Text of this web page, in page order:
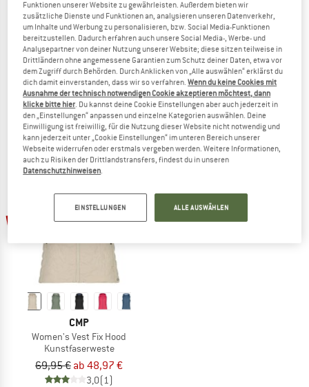
CMP
Women's Jacket with Detachable Sleeves
Kunstfaserjacke
99,95 €ab 69,97 €
4,0(3)
CMP
Jacket With Detachable Sleeves
Kunstfaserjacke
99,95 €ab 74,96 €
4,8 (4)
CMP
Women's Vest Fix Hood
Kunstfaserweste
69,95 € ab 48,97 €
3,0(1)
Funktionen unserer Website zu gewährleisten. Außerdem bieten wir
zusätzliche Dienste und Funktionen an, analysieren unseren Datenverkehr,
um Inhalte und Werbung zu personalisieren, bzw. Social Media-Funktionen
bereitzustellen. Dadurch erfahren auch unsere Social Media-, Werbe- und
Analysepartner von deiner Nutzung unserer Website; diese sitzen teilweise in
Drittländern ohne angemessene Garantien zum Schutz deiner Daten, etwa vor
dem Zugriff durch Behörden. Durch Anklicken von „Alle auswählen“ erklärst du
dich damit einverstanden, dass wir so verfahren.Wenn du keine Cookies mit
Ausnahme der technisch notwendigen Cookie akzeptieren möchtest, dann
klicke bitte hier. Du kannst deine Cookie Einstellungen aber auch jederzeit in
den „Einstellungen“ anpassen und einzelne Kategorien auswählen. Deine
Einwilligung ist freiwillig, für die Nutzung dieser Website nicht notwendig und
kann jederzeit unter „Cookie Einstellungen“ im unteren Bereich unserer
Webseite widerrufen oder erstmals vergeben werden. Weitere Informationen,
auch zu Risiken der Drittlandstransfers, findest du in unseren
Datenschutzhinweisen.
EINSTELLUNGEN ALLE AUSWÄHLEN